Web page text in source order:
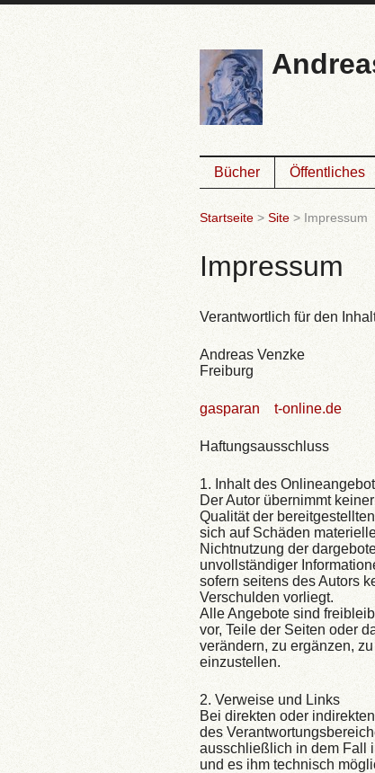
Bücher Öffentliches
Startseite > Site > Impressum
Impressum
Verantwortlich für den
Andreas Venzke
Freiburg
gasparan t-online.de
Haftungsausschluss
1. Inhalt des
Der Autor übernimmt
Qualität der
sich auf Schäden
Nichtnutzung der
unvollständiger
sofern seitens des Autors
Verschulden vorliegt.
Alle Angebote sind
vor, Teile der Seiten oder
verändern, zu ergänzen,
einzustellen.
2. Verweise und Links
Bei direkten oder
des
ausschließlich in dem Fall
und es ihm technisch